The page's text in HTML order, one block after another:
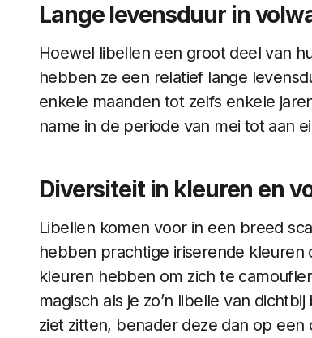
Lange levensduur in
Hoewel libellen een groot deel van
hebben ze een relatief lange
enkele maanden tot zelfs enkele
name in de periode van mei tot aan
Diversiteit in kleuren en
Libellen komen voor in een breed
hebben prachtige iriserende
kleuren hebben om zich te
magisch als je zo’n libelle van
ziet zitten, benader deze dan op